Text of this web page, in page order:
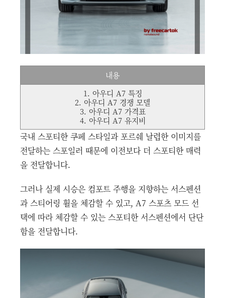
내용
1. 아우디 A7 특징
2. 아우디 A7 경쟁 모델
3. 아우디 A7 가격표
4. 아우디 A7 유지비
국내 스포티한 쿠페 스타일과 포르쉐 날렵한 이미지를
전달하는 스포일러 때문에 이전보다 더 스포티한 매력
을 전달합니다.
그러나 실제 시승은 컴포트 주행을 지향하는 서스펜션
과 스티어링 휠을 체감할 수 있고, A7 스포츠 모드 선
택에 따라 체감할 수 있는 스포티한 서스펜션에서 단단
함을 전달합니다.